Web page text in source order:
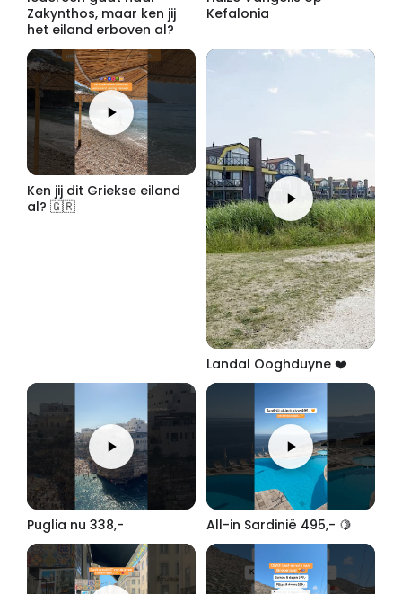
Zakynthos, maar ken jij
het eiland erboven al?
Kefalonia
Ken jij dit Griekse eiland
al? 🇬🇷
Landal Ooghduyne ❤️
Puglia nu 338,- All-in Sardinië 495,- 🍋